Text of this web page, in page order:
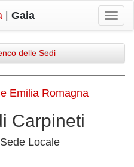
Gaia
delle Sedi
Emilia Romagna
Carpineti
Locale